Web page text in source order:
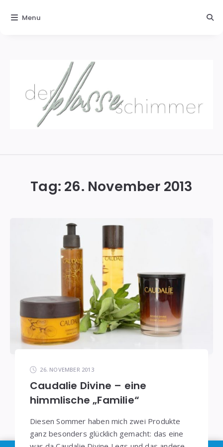
Tag: 26. November 2013
26. NOVEMBER 2013
Caudalie Divine – eine
himmlische „Familie“
Diesen Sommer haben mich zwei Produkte
ganz besonders glücklich gemacht: das eine
Menu